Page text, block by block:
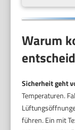
Warum
Sicherheit geht
Temperaturen.
führen. Ein mit